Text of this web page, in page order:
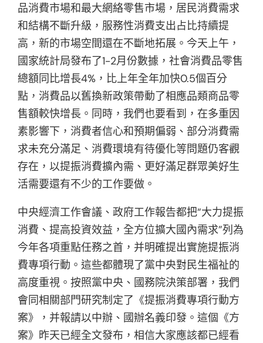
品消費市場和最大網絡零售市場，居民消費需求
和結構不斷升級，服務性消費支出占比持續提
高，新的市場空間還在不斷地拓展。今天上午，
國家統計局發布了1-2月份數據，社會消費品零售
總額同比增長4%，比上年全年加快0.5個百分
點，消費品以舊換新政策帶動了相應品類商品零
售額較快增長。同時，我們也要看到，在多重因
素影響下，消費者信心和預期偏弱、部分消費需
求未充分滿足、消費環境有待優化等問題仍客觀
存在，以提振消費擴內需、更好滿足群眾美好生
活需要還有不少的工作要做。
中央經濟工作會議、政府工作報告都把“大力提振
消費、提高投資效益，全方位擴大國內需求”列為
今年各項重點任務之首，并明確提出實施提振消
費專項行動。這些都體現了黨中央對民生福祉的
高度重視。按照黨中央、國務院決策部署，我們
會同相關部門研究制定了《提振消費專項行動方
案》，并報請以中辦、國辦名義印發。這個《方
案》昨天已經全文發布，相信大家應該都已經看